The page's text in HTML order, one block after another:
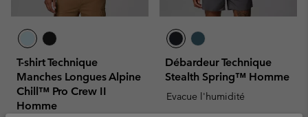
T-shirt Technique
Manches Longues Alpine
Chill™ Pro Crew II
Homme
Débardeur Technique
Stealth Spring™ Homme
Evacue l'humidité